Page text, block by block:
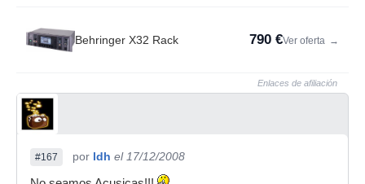
Behringer X32 Rack 790 €Ver oferta →
Enlaces de afiliación
#167 por ldh el 17/12/2008